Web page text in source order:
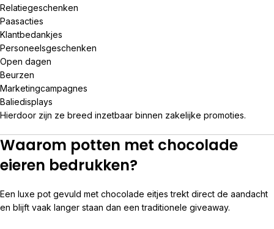
Relatiegeschenken
Paasacties
Klantbedankjes
Personeelsgeschenken
Open dagen
Beurzen
Marketingcampagnes
Baliedisplays
Hierdoor zijn ze breed inzetbaar binnen zakelijke promoties.
Waarom potten met chocolade
eieren bedrukken?
Een luxe pot gevuld met chocolade eitjes trekt direct de aandacht
en blijft vaak langer staan dan een traditionele giveaway.